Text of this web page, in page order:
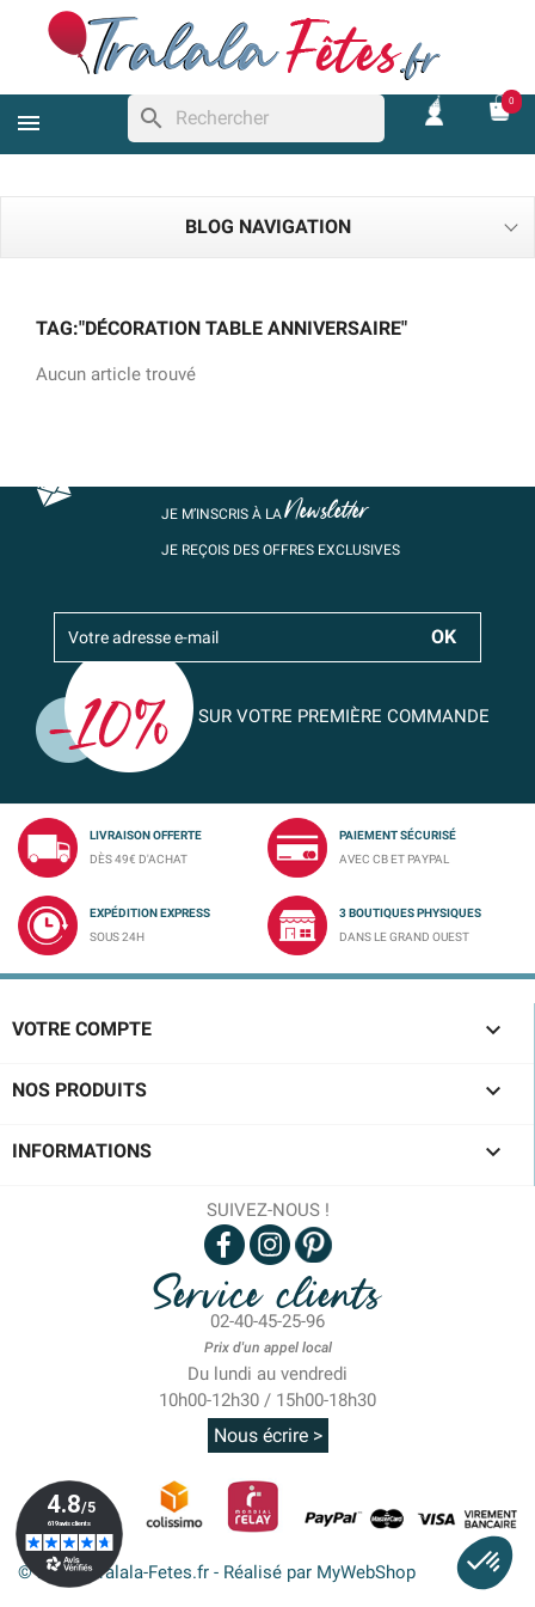
search
0
BLOG NAVIGATION
TAG:"DÉCORATION TABLE ANNIVERSAIRE"
Aucun article trouvé
JE M’INSCRIS À LANewsletter
JE REÇOIS DES OFFRES EXCLUSIVES
SUR VOTRE PREMIÈRE COMMANDE
LIVRAISON OFFERTE
DÈS 49€ D'ACHAT
PAIEMENT SÉCURISÉ
AVEC CB ET PAYPAL
EXPÉDITION EXPRESS
SOUS 24H
3 BOUTIQUES PHYSIQUES
DANS LE GRAND OUEST
VOTRE COMPTE 
NOS PRODUITS 
INFORMATIONS 
SUIVEZ-NOUS !
Service clients
02-40-45-25-96
Prix d'un appel local
Du lundi au vendredi
10h00-12h30 / 15h00-18h30
Nous écrire >
© 2026 - Tralala-Fetes.fr - Réalisé par MyWebShop